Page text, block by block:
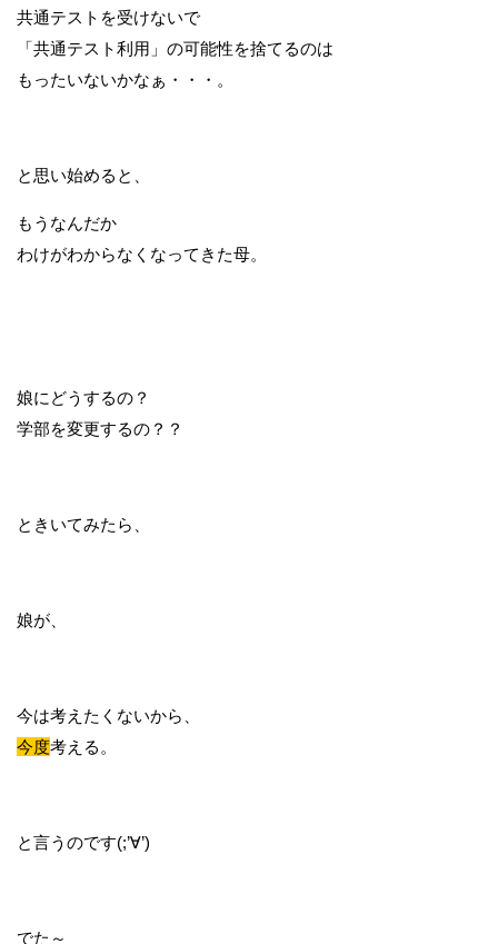
共通テストを受けないで
「共通テスト利用」の可能性を捨てるのは
もったいないかなぁ・・・。
と思い始めると、
もうなんだか
わけがわからなくなってきた母。
娘にどうするの？
学部を変更するの？？
ときいてみたら、
娘が、
今は考えたくないから、
今度考える。
と言うのです(;’∀’)
でた～